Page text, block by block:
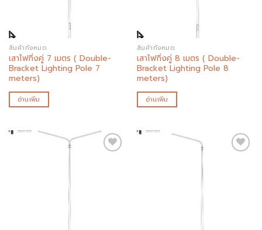
สินค้าทั้งหมด
เสาไฟกิ่งคู่ 7 เมตร ( Double-
Bracket Lighting Pole 7
meters)
อ่านเพิ่ม
สินค้าทั้งหมด
เสาไฟกิ่งคู่ 8 เมตร ( Double-
Bracket Lighting Pole 8
meters)
อ่านเพิ่ม